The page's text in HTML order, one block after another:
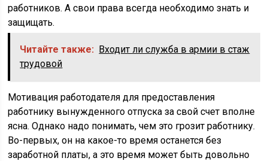
работников. А свои права всегда необходимо знать и
защищать.
Читайте также: Входит ли служба в армии в стаж
трудовой
Мотивация работодателя для предоставления
работнику вынужденного отпуска за свой счет вполне
ясна. Однако надо понимать, чем это грозит работнику.
Во-первых, он на какое-то время останется без
заработной платы, а это время может быть довольно